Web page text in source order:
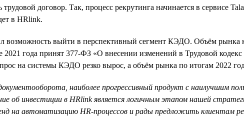
договор. Так, процесс рекрутинга начинается в сервисе
в HRlink.
выйти в перспективный сегмент КЭДО. Объём рынка
2021 года принят 377-ФЗ «О внесении изменений в Трудовой
на системы КЭДО резко вырос, а объём рынка по итогам 2022
наиболее прогрессивный продукт с наилучшим
об инвестиции в HRlink является логичным этапом нашей
на автоматизацию HR-процессов и рады предложить клиентам